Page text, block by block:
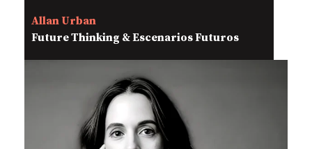
Allan Urban
Future Thinking & Escenarios Futuros